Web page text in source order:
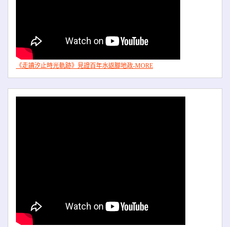
《走讀汐止時光軌跡》見證百年水返腳地政-MORE